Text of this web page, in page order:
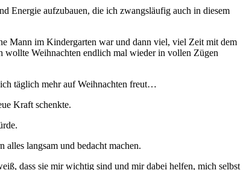
Energie aufzubauen, die ich zwangsläufig auch in diesem
Mann im Kindergarten war und dann viel, viel Zeit mit dem
wollte Weihnachten endlich mal wieder in vollen Zügen
täglich mehr auf Weihnachten freut…
Kraft schenkte.
langsam und bedacht machen.
dass sie mir wichtig sind und mir dabei helfen, mich selbst